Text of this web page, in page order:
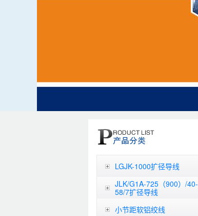
LGJK-1000扩径导线
JLK/G1A-725（900）/40-
58/7扩径导线
小节距软铝绞线